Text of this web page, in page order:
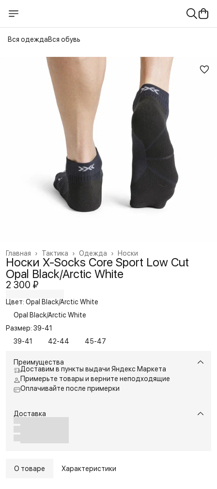
Вся одеждаВся обувь
Носки
Одежда ›
Тактика ›
Главная ›
Носки X-Socks Core Sport Low Cut
Opal Black/Arctic White
2 300 ₽
Цвет: Opal Black/Arctic White
Opal Black/Arctic White
Размер: 39-41
39-41
42-44 45-47
Преимущества
Доставим в пункты выдачи Яндекс Маркета
Примерьте товары и верните неподходящие
Оплачивайте после примерки
Доставка
О товаре Характеристики